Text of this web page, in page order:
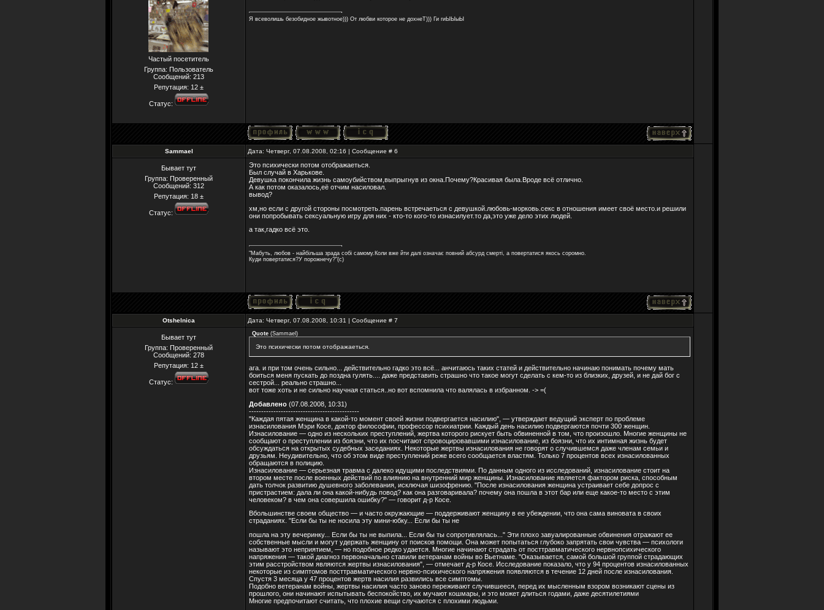
Частый посетитель
Группа: Пользователь
Сообщений: 213
Репутация: 12 ±
Статус:
Я всеволишь безобидное жывотное))) От любви которое не дохнеТ))) Ги гиЫЫыЫ
Sammael Дата: Четверг, 07.08.2008, 02:16 | Сообщение # 6
Бывает тут
Группа: Проверенный
Сообщений: 312
Репутация: 18 ±
Статус:
Это психически потом отображаеться.
Был случай в Харькове.
Девушка покончила жизнь самоубийством,выпрыгнув из окна.Почему?Красивая была.Вроде всё отлично.
А как потом оказалось,её отчим насиловал.
вывод?
хм,но если с другой стороны посмотреть.парень встречаеться с девушкой.любовь-морковь.секс в отношения имеет своё место.и решили
они попробывать сексуальную игру для них - кто-то кого-то изнасилует.то да,это уже дело этих людей.
а так,гадко всё это.
"Мабуть, любов - найбільша зрада собі самому.Коли вже йти далі означає повний абсурд смерті, а повертатися якось соромно.
Куди повертатися?У порожнечу?"(с)
Otshelnica Дата: Четверг, 07.08.2008, 10:31 | Сообщение # 7
Бывает тут
Группа: Проверенный
Сообщений: 278
Репутация: 12 ±
Статус:
Quote (Sammael )
Это психически потом отображаеться.
ага. и при том очень сильно... действительно гадко это всё... анчитаюсь таких статей и действительно начинаю понимать почему мать
боиться меня пускать до поздна гулять.... даже представить страшно что такое могут сделать с кем-то из близких, друзей, и не дай бог с
сестрой... реально страшно...
вот тоже хоть и не сильно научная статься..но вот вспомнила что валялась в избранном. -> =(
Добавлено (07.08.2008, 10:31)
---------------------------------------------
"Каждая пятая женщина в какой-то момент своей жизни подвергается насилию", — утверждает ведущий эксперт по проблеме
изнасилования Мэри Косе, доктор философии, профессор психиатрии. Каждый день насилию подвергаются почти 300 женщин.
Изнасилование — одно из нескольких преступлений, жертва которого рискует быть обвиненной в том, что произошло. Многие женщины не
сообщают о преступлении из боязни, что их посчитают спровоцировавшими изнасилование, из боязни, что их интимная жизнь будет
обсуждаться на открытых судебных заседаниях. Некоторые жертвы изнасилования не говорят о случившемся даже членам семьи и
друзьям. Неудивительно, что об этом виде преступлений реже всего сообщается властям. Только 7 процентов всех изнасилованных
обращаются в полицию.
Изнасилование — серьезная травма с далеко идущими последствиями. По данным одного из исследований, изнасилование стоит на
втором месте после военных действий по влиянию на внутренний мир женщины. Изнасилование является фактором риска, способным
дать толчок развитию душевного заболевания, исключая шизофрению. "После изнасилования женщина устраивает себе допрос с
пристрастием: дала ли она какой-нибудь повод? как она разговаривала? почему она пошла в этот бар или еще какое-то место с этим
человеком? в чем она совершила ошибку?" — говорит д-р Косе.
Вбольшинстве своем общество — и часто окружающие — поддерживают женщину в ее убеждении, что она сама виновата в своих
страданиях. "Если бы ты не носила эту мини-юбку... Если бы ты не
пошла на эту вечеринку... Если бы ты не выпила... Если бы ты сопротивлялась..." Эти плохо завуалированные обвинения отражают ее
собственные мысли и могут удержать женщину от поисков помощи. Она может попытаться глубоко запрятать свои чувства — психологи
называют это неприятием, — но подобное редко удается. Многие начинают страдать от посттравматического нервнопсихического
напряжения — такой диагноз первоначально ставили ветеранам войны во Вьетнаме. "Оказывается, самой большой группой страдающих
этим расстройством являются жертвы изнасилования", — отмечает д-р Косе. Исследование показало, что у 94 процентов изнасилованных
некоторые из симптомов посттравматического нервно-психического напряжения появляются в течение 12 дней после изнасилования.
Спустя 3 месяца у 47 процентов жертв насилия развились все симптомы.
Подобно ветеранам войны, жертвы насилия часто заново переживают случившееся, перед их мысленным взором возникают сцены из
прошлого, они начинают испытывать беспокойство, их мучают кошмары, и это может длиться годами, даже десятилетиями
Многие предпочитают считать, что плохие вещи случаются с плохими людьми.